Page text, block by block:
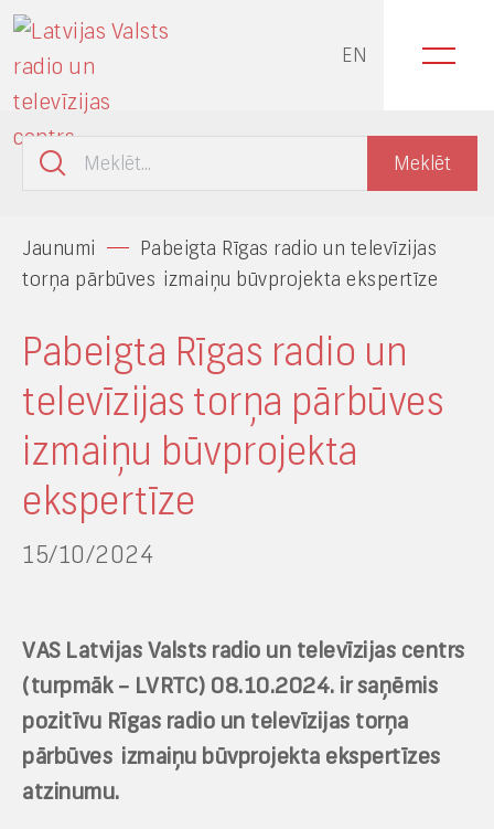
EN
Jaunumi
Pabeigta Rīgas radio un televīzijas
torņa pārbūves izmaiņu būvprojekta ekspertīze
Pabeigta Rīgas radio un
televīzijas torņa pārbūves
izmaiņu būvprojekta
ekspertīze
15/10/2024
VAS Latvijas Valsts radio un televīzijas centrs
(turpmāk – LVRTC) 08.10.2024. ir saņēmis
pozitīvu Rīgas radio un televīzijas torņa
pārbūves izmaiņu būvprojekta ekspertīzes
atzinumu.